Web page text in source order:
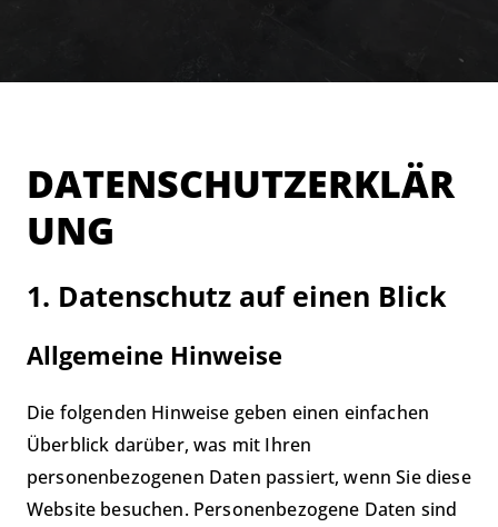
DATENSCHUTZERKLÄR
UNG
1. Datenschutz auf einen Blick
Allgemeine Hinweise
Die folgenden Hinweise geben einen einfachen
Überblick darüber, was mit Ihren
personenbezogenen Daten passiert, wenn Sie diese
Website besuchen. Personenbezogene Daten sind